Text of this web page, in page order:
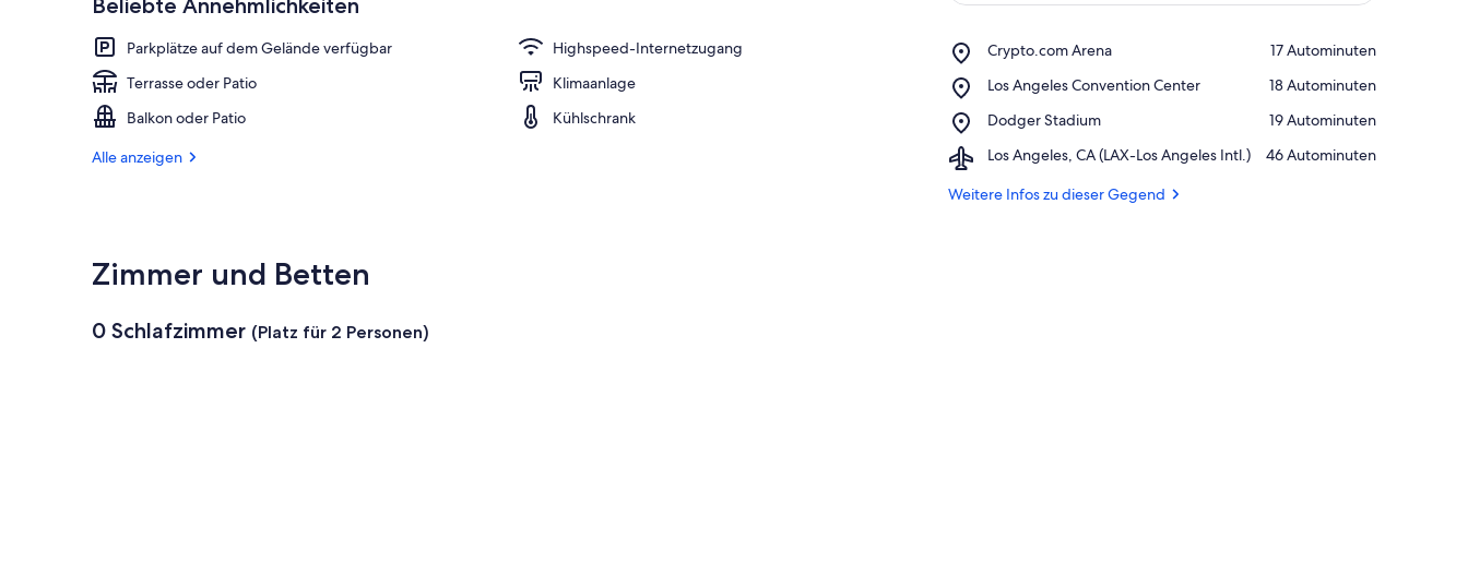
Beliebte Annehmlichkeiten
Parkplätze auf dem Gelände verfügbar
Highspeed-Internetzugang
Terrasse oder Patio
Klimaanlage
Balkon oder Patio
Kühlschrank
Alle anzeigen
Crypto.com Arena
Place,
Arena
‪17 Autominuten‬
Los Angeles Convention Center
Place,
Angeles
Center
‪18 Autominuten‬
Dodger Stadium
Place,
Stadium
‪19 Autominuten‬
Los Angeles, CA (LAX-Los Angeles Intl.)
Airport,
Angeles,
‪46 Autominuten‬
Weitere Infos zu dieser Gegend
Zimmer und Betten
0 Schlafzimmer (Platz für 2 Personen)